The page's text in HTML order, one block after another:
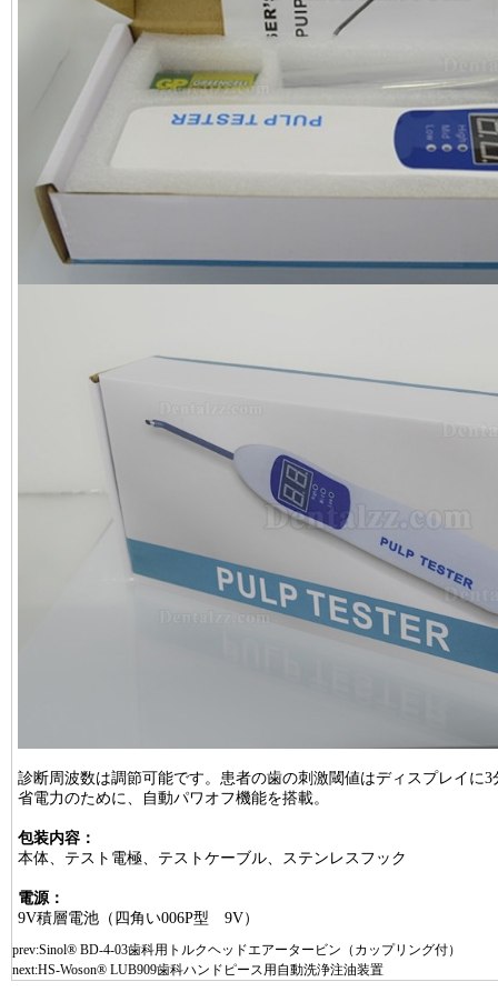
診断周波数は調節可能です。患者の歯の刺激閾値はディスプレイに
省電力のために、自動パワオフ機能を搭載。
包装内容：
本体、テスト電極、テストケーブル、ステンレスフック
電源：
9V積層電池（四角い006P型 9V）
prev:Sinol® BD-4-03歯科用トルクヘッドエアータービン（カップリング付）
next:HS-Woson® LUB909歯科ハンドピース用自動洗浄注油装置